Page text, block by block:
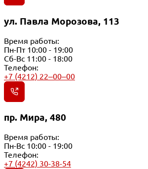
ул. Павла Морозова, 113
Время работы:
Пн-Пт 10:00 - 19:00
Сб-Вс 11:00 - 18:00
Телефон:
+7 (4212) 22‒00‒00
пр. Мира, 480
Время работы:
Пн-Вс 10:00 - 19:00
Телефон:
+7 (4242) 30-38-54